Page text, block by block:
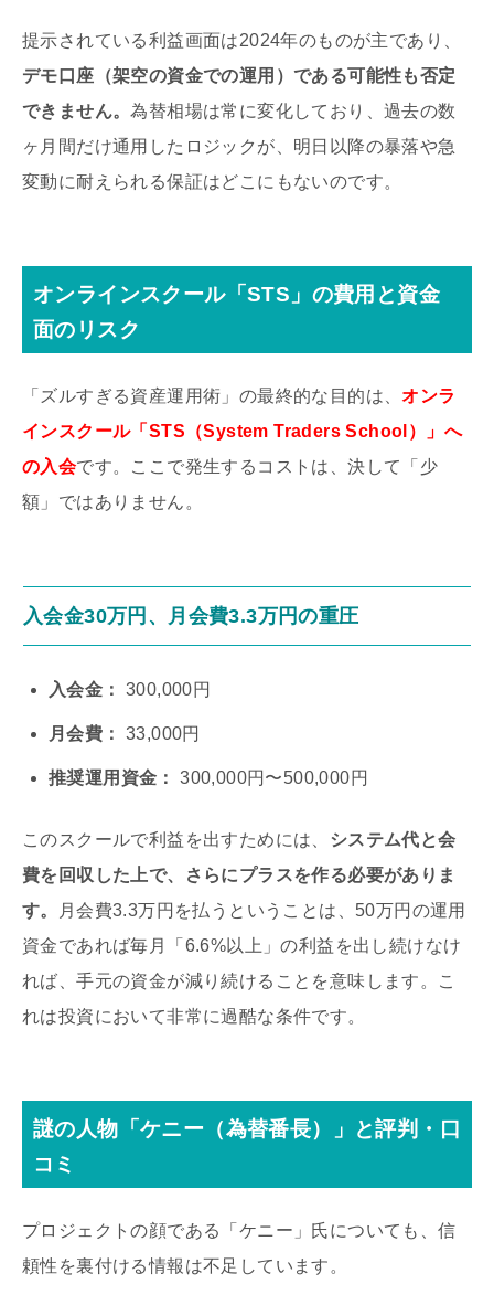
提示されている利益画面は2024年のものが主であり、
デモ口座（架空の資金での運用）である可能性も否定
できません。為替相場は常に変化しており、過去の数
ヶ月間だけ通用したロジックが、明日以降の暴落や急
変動に耐えられる保証はどこにもないのです。
オンラインスクール「STS」の費用と資金
面のリスク
「ズルすぎる資産運用術」の最終的な目的は、オンラ
インスクール「STS（System Traders School）」へ
の入会です。ここで発生するコストは、決して「少
額」ではありません。
入会金30万円、月会費3.3万円の重圧
入会金： 300,000円
月会費： 33,000円
推奨運用資金： 300,000円〜500,000円
このスクールで利益を出すためには、 システム代と会
費を回収した上で、さらにプラスを作る必要がありま
す。
月会費3.3万円を払うということは、50万円の運用
資金であれば毎月「6.6%以上」の利益を出し続けなけ
れば、手元の資金が減り続けることを意味します。こ
れは投資において非常に過酷な条件です。
謎の人物「ケニー（為替番長）」と評判・口
コミ
プロジェクトの顔である「ケニー」氏についても、信
頼性を裏付ける情報は不足しています。